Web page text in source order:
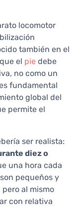
locomotor
también en el
el pie debe
no como un
fundamental
global del
permite el
ser realista:
diez o
una hora cada
pequeños y
al mismo
con relativa